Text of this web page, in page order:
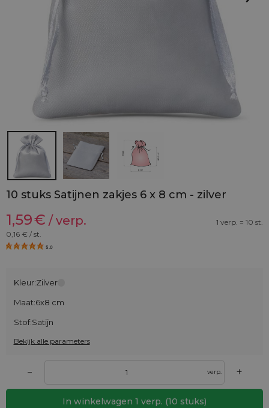
10 stuks Satijnen zakjes 6 x 8 cm - zilver
1,59€ / verp.
1 verp. = 10 st.
0,16 € / st.
5.0
Kleur:Zilver
Maat:6x8 cm
Stof:Satijn
Bekijk alle parameters
– verp. +
In winkelwagen 1 verp. (10 stuks)